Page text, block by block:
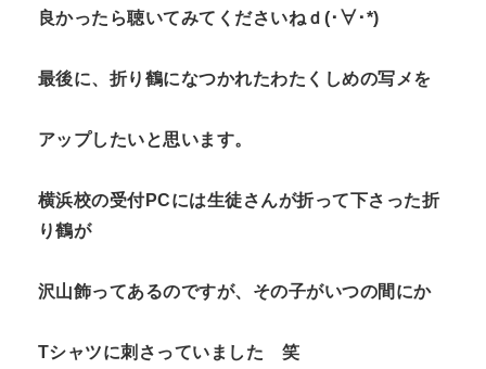
良かったら聴いてみてくださいねｄ(･∀･*)
最後に、折り鶴になつかれたわたくしめの写メを
アップしたいと思います。
横浜校の受付PCには生徒さんが折って下さった折
り鶴が
沢山飾ってあるのですが、その子がいつの間にか
Tシャツに刺さっていました 笑